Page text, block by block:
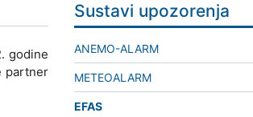
godine
partner
Sustavi upozorenja
ANEMO-ALARM
METEOALARM
EFAS